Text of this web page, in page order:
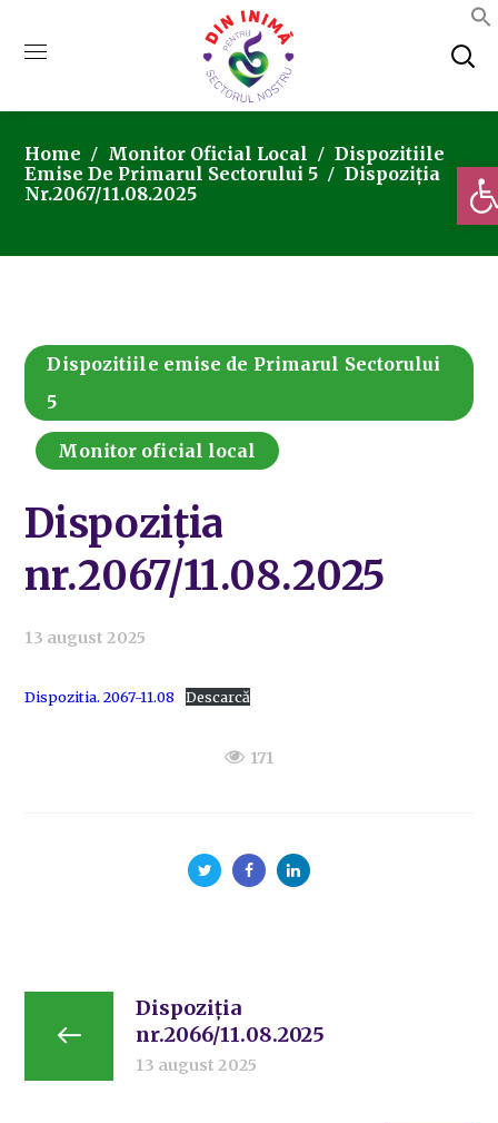
Home Monitor Oficial Local
Dispozitiile
Emise De Primarul Sectorului 5
Dispoziția
Nr.2067/11.08.2025
Dispozitiile emise de Primarul Sectorului
5
Monitor oficial local
Dispoziția
nr.2067/11.08.2025
13 august 2025
Dispozitia. 2067-11.08 Descarcă
171
Dispoziția
nr.2066/11.08.2025
13 august 2025